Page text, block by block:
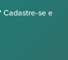
Cadastre-se e